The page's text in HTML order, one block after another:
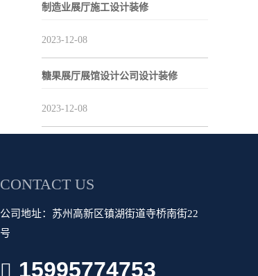
制造业展厅施工设计装修
2023-12-08
糖果展厅展馆设计公司设计装修
2023-12-08
CONTACT US
公司地址：苏州高新区镇湖街道寺桥南街22
号
15995774753